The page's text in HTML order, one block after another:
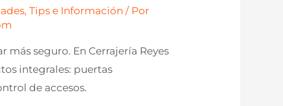
Tips e Información / Por
más seguro. En Cerrajería Reyes
integrales: puertas
de accesos.